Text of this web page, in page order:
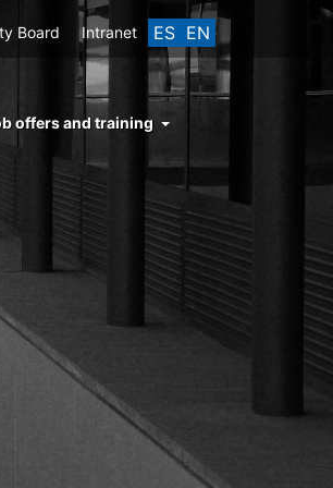
ES EN
Board Intranet
offers and training